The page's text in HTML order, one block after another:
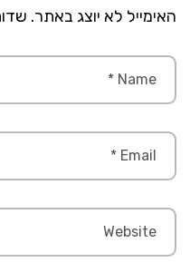
האימייל לא יוצג באתר.